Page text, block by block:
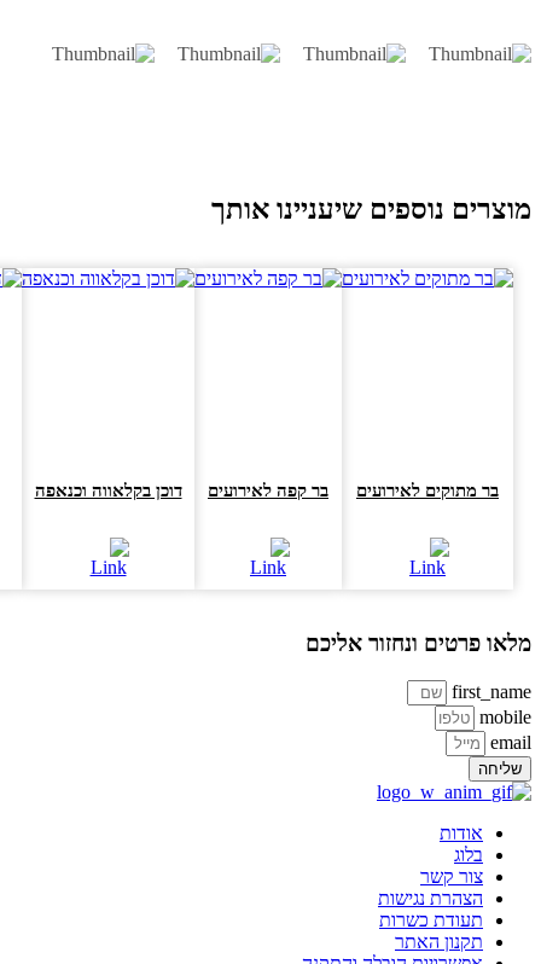
נוספים שיעניינו אותך
בר מתוקים לאירועים בר קפה לאירועים דוכן בקלאווה וכנאפה
פרטים ונחזור אליכם
שליחה
אודות
בלוג
צור קשר
הצהרת נגישות
תעודת כשרות
תקנון האתר